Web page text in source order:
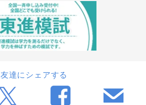
友達にシェアする